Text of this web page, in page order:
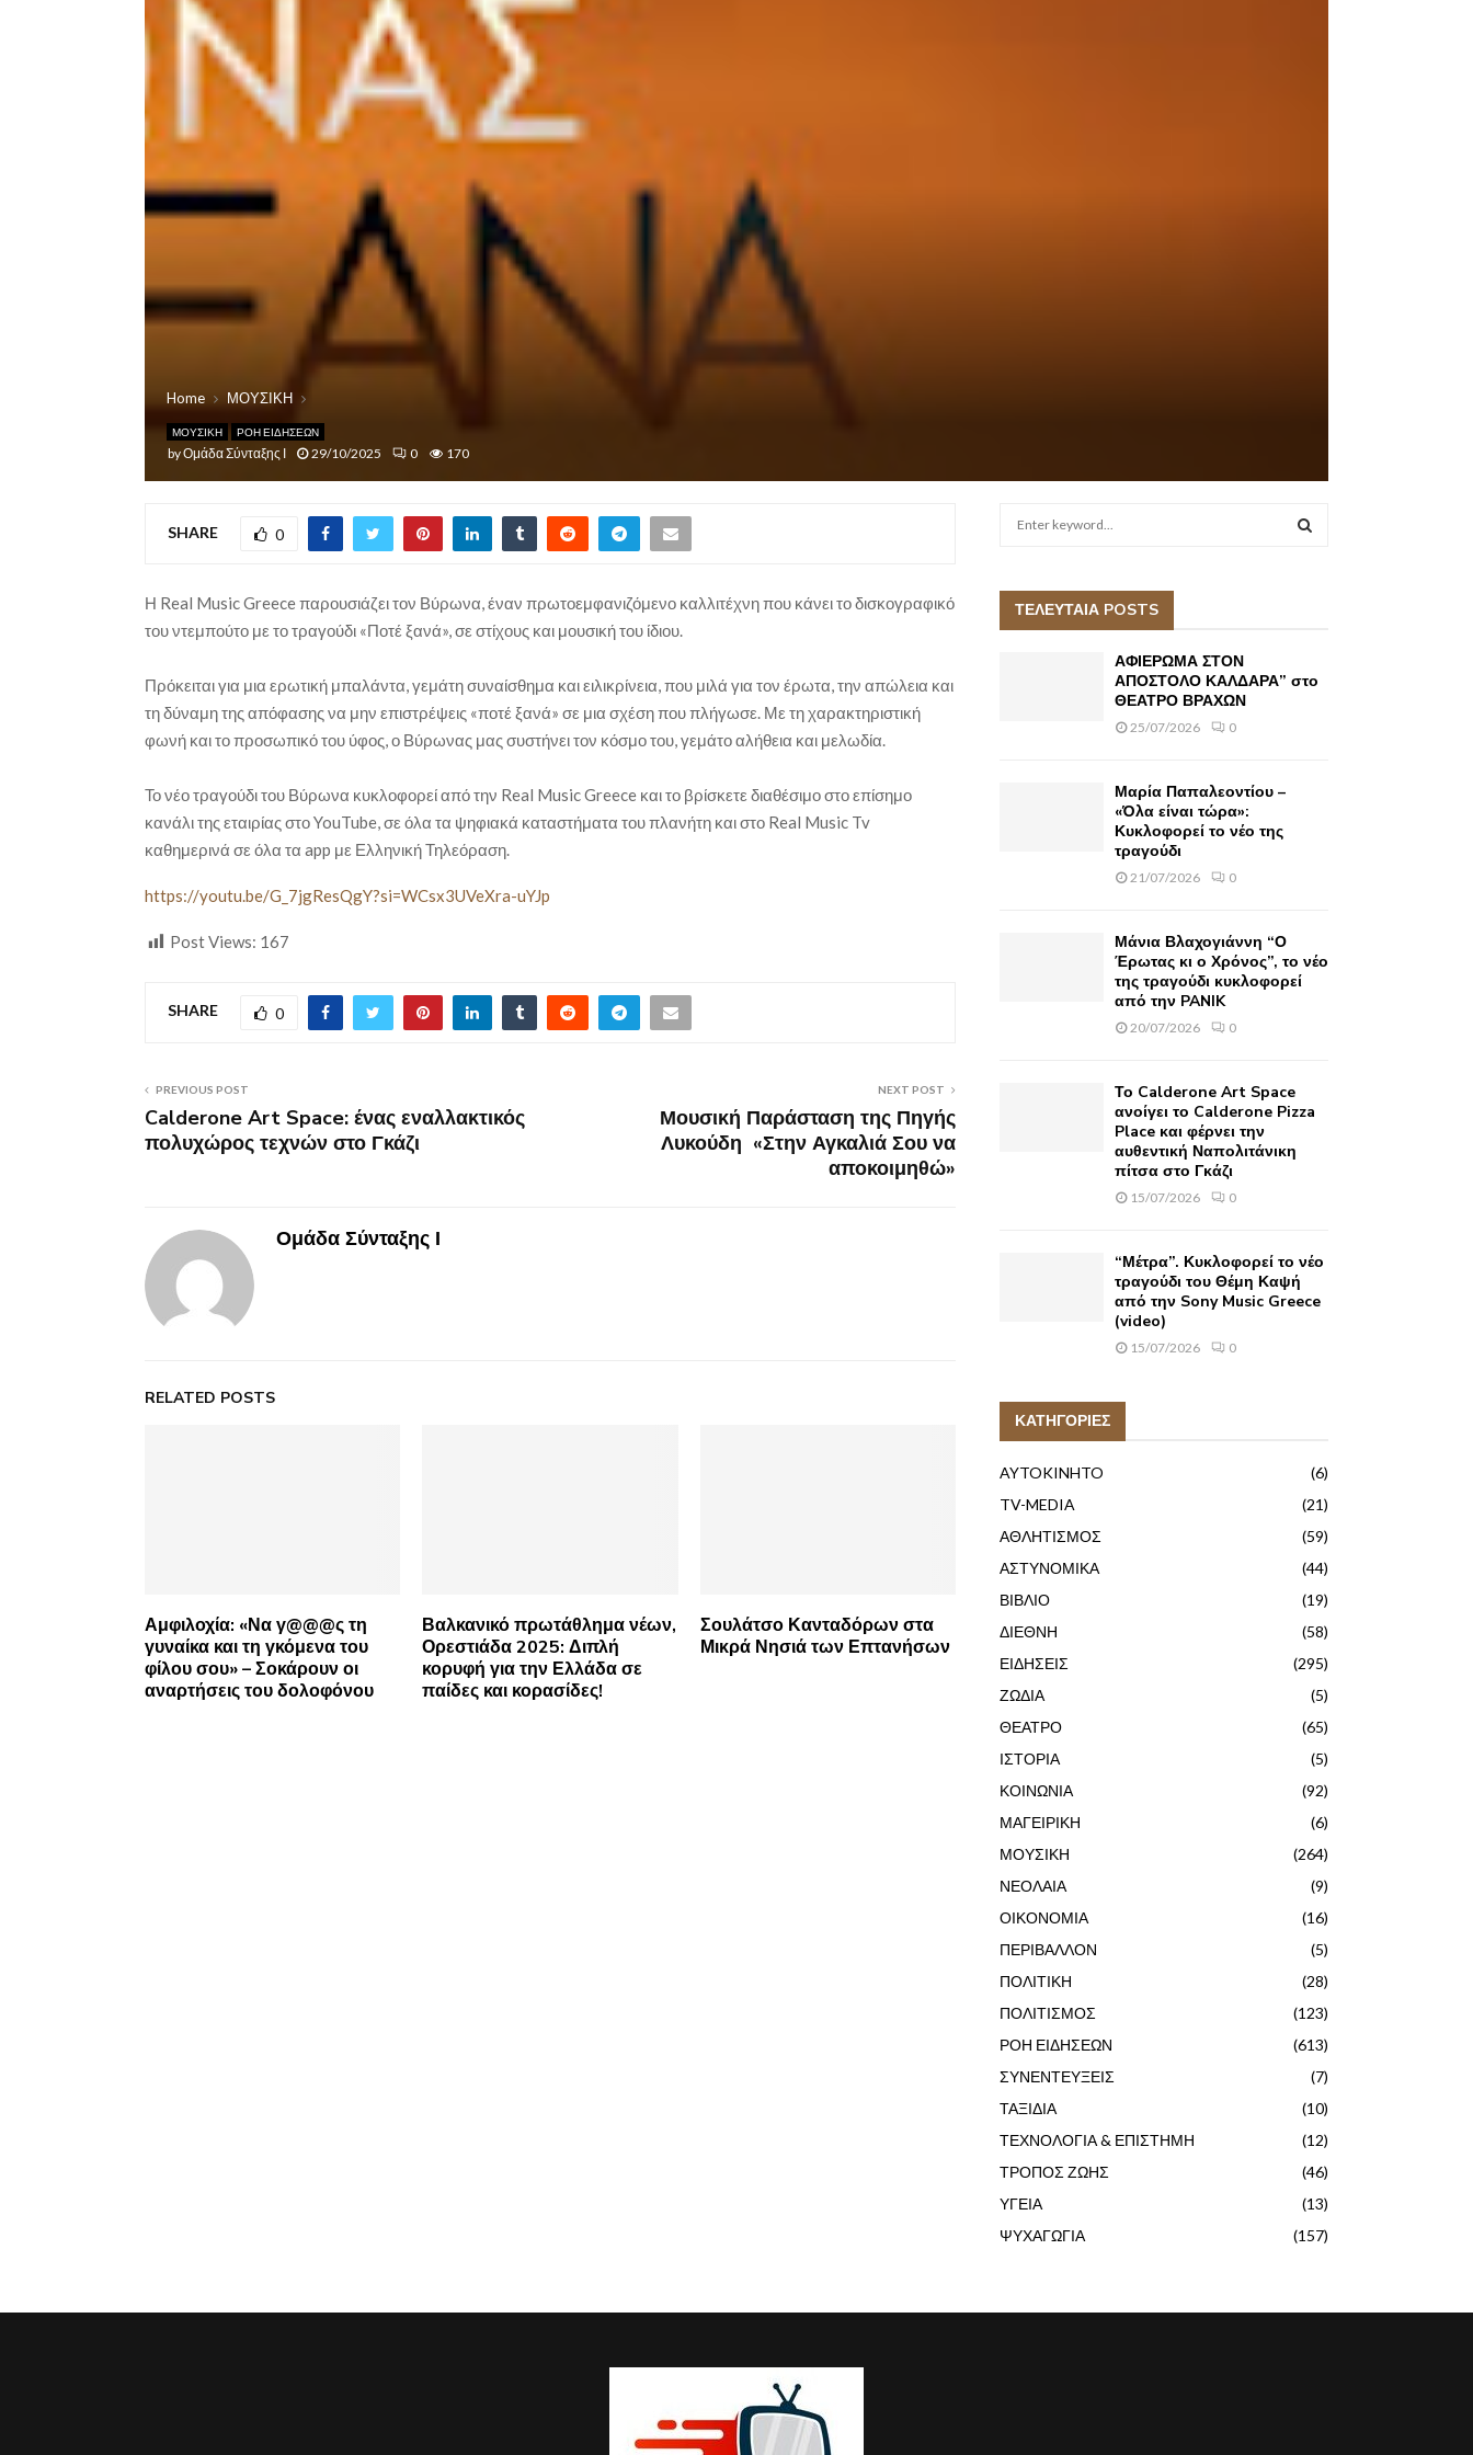
Home ΜΟΥΣΙΚΗ
ΜΟΥΣΙΚΗ ΡΟΗ ΕΙΔΗΣΕΩΝ
byΟμάδα Σύνταξης Ι 29/10/2025 0 170
SHARE 0
Η Real Music Greece παρουσιάζει τον Βύρωνα, έναν πρωτοεμφανιζόμενο καλλιτέχνη που κάνει το δισκογραφικό
του ντεμπούτο με το τραγούδι «Ποτέ ξανά», σε στίχους και μουσική του ίδιου.
Πρόκειται για μια ερωτική μπαλάντα, γεμάτη συναίσθημα και ειλικρίνεια, που μιλά για τον έρωτα, την απώλεια και
τη δύναμη της απόφασης να μην επιστρέψεις «ποτέ ξανά» σε μια σχέση που πλήγωσε. Με τη χαρακτηριστική
φωνή και το προσωπικό του ύφος, ο Βύρωνας μας συστήνει τον κόσμο του, γεμάτο αλήθεια και μελωδία.
Το νέο τραγούδι του Βύρωνα κυκλοφορεί από την Real Music Greece και το βρίσκετε διαθέσιμο στο επίσημο
κανάλι της εταιρίας στο YouTube, σε όλα τα ψηφιακά καταστήματα του πλανήτη και στο Real Music Tv
καθημερινά σε όλα τα app με Ελληνική Τηλεόραση.
https://youtu.be/G_7jgResQgY?si=WCsx3UVeXra-uYJp
Post Views: 167
SHARE 0
PREVIOUS POST
Calderone Art Space: ένας εναλλακτικός
πολυχώρος τεχνών στο Γκάζι
NEXT POST
Μουσική Παράσταση της Πηγής
Λυκούδη «Στην Αγκαλιά Σου να
αποκοιμηθώ»
Ομάδα Σύνταξης Ι
RELATED POSTS
Αμφιλοχία: «Να γ@@@ς τη
γυναίκα και τη γκόμενα του
φίλου σου» – Σοκάρουν οι
αναρτήσεις του δολοφόνου
Βαλκανικό πρωτάθλημα νέων,
Ορεστιάδα 2025: Διπλή
κορυφή για την Ελλάδα σε
παίδες και κορασίδες!
Σουλάτσο Κανταδόρων στα
Μικρά Νησιά των Επτανήσων
h
ΤΕΛΕΥΤΑΙΑ POSTS
ΑΦΙΕΡΩΜΑ ΣΤΟΝ
ΑΠΟΣΤΟΛΟ ΚΑΛΔΑΡΑ” στο
ΘΕΑΤΡΟ ΒΡΑΧΩΝ
25/07/2026 0
Μαρία Παπαλεοντίου –
«Όλα είναι τώρα»:
Κυκλοφορεί το νέο της
τραγούδι
21/07/2026 0
Μάνια Βλαχογιάννη “Ο
Έρωτας κι ο Χρόνος”, το νέο
της τραγούδι κυκλοφορεί
από την PANIK
20/07/2026 0
Το Calderone Art Space
ανοίγει το Calderone Pizza
Place και φέρνει την
αυθεντική Ναπολιτάνικη
πίτσα στο Γκάζι
15/07/2026 0
“Μέτρα”. Κυκλοφορεί το νέο
τραγούδι του Θέμη Καψή
από την Sony Music Greece
(video)
15/07/2026 0
ΚΑΤΗΓΟΡΙΕΣ
AYTOKINHTO
(6)
TV-MEDIA
(21)
ΑΘΛΗΤΙΣΜΟΣ
(59)
ΑΣΤΥΝΟΜΙΚΑ
(44)
ΒΙΒΛΙΟ
(19)
ΔΙΕΘΝΗ
(58)
ΕΙΔΗΣΕΙΣ
(295)
ΖΩΔΙΑ
(5)
ΘΕΑΤΡΟ
(65)
ΙΣΤΟΡΙΑ
(5)
ΚΟΙΝΩΝΙΑ
(92)
ΜΑΓΕΙΡΙΚΗ
(6)
ΜΟΥΣΙΚΗ
(264)
ΝΕΟΛΑΙΑ
(9)
ΟΙΚΟΝΟΜΙΑ
(16)
ΠΕΡΙΒΑΛΛΟΝ
(5)
ΠΟΛΙΤΙΚΗ
(28)
ΠΟΛΙΤΙΣΜΟΣ
(123)
ΡΟΗ ΕΙΔΗΣΕΩΝ
(613)
ΣΥΝΕΝΤΕΥΞΕΙΣ
(7)
ΤΑΞΙΔΙΑ
(10)
ΤΕΧΝΟΛΟΓΙΑ & ΕΠΙΣΤΗΜΗ
(12)
ΤΡΟΠΟΣ ΖΩΗΣ
(46)
ΥΓΕΙΑ
(13)
ΨΥΧΑΓΩΓΙΑ
(157)